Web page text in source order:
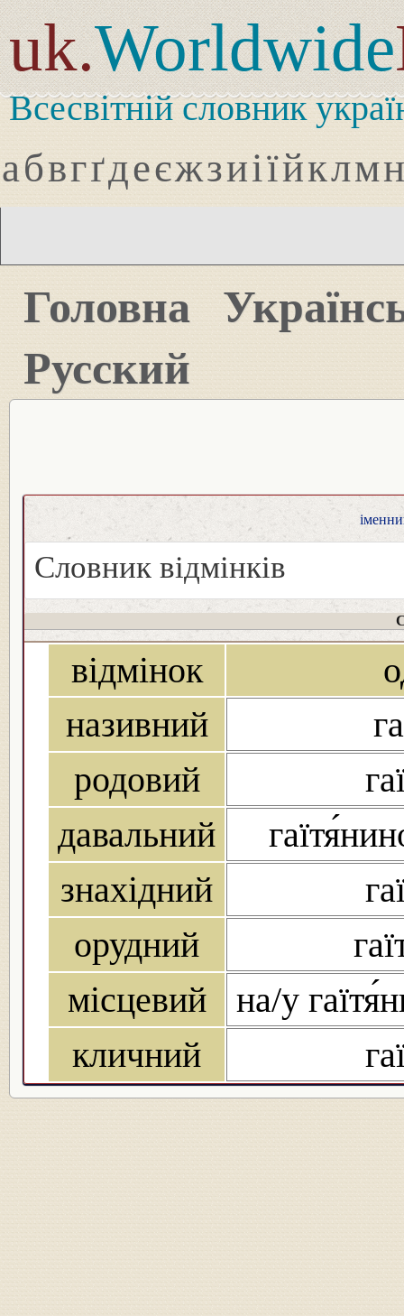
uk.Worldwide
Всесвітній словник
абвгґдеєжзиіїйклмн
Головна
Русский
Словник відмінків
відмінок
називний
родовий
давальний
знахідний
орудний
місцевий
на/у
кличний